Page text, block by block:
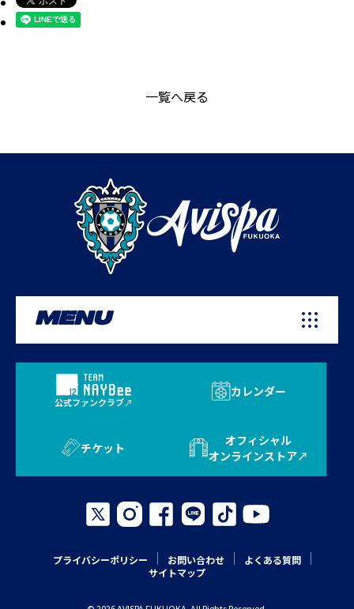
一覧へ戻る
MENU
公式ファンクラブ
カレンダー
チケット
オフィシャル
オンラインストア
プライバシーポリシー お問い合わせ
よくある質問
サイトマップ